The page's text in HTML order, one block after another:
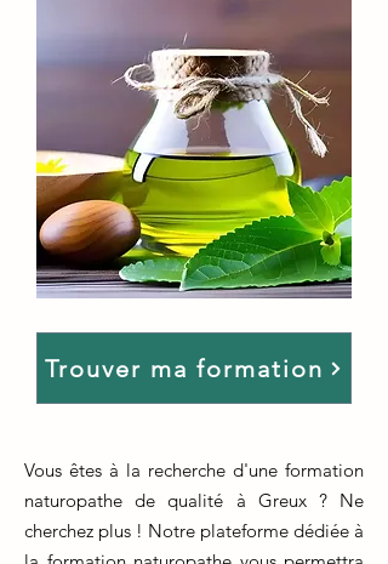
Trouver ma formation
Vous êtes à la recherche d'une formation
naturopathe de qualité à Greux ? Ne
cherchez plus ! Notre plateforme dédiée à